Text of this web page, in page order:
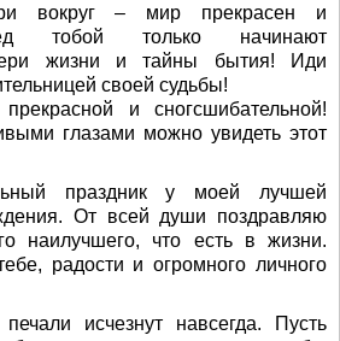
вокруг – мир прекрасен и
тобой только начинают
жизни и тайны бытия! Иди
своей судьбы!
и сногсшибательной!
глазами можно увидеть этот
праздник у моей лучшей
От всей души поздравляю
наилучшего, что есть в жизни.
радости и огромного личного
исчезнут навсегда. Пусть